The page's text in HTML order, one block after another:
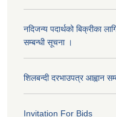
नदिजन्य पदार्थको बिक्रीका
सम्बन्धी सूचना ।
शिलबन्दी दरभाउपत्र आह्वान
Invitation For Bids